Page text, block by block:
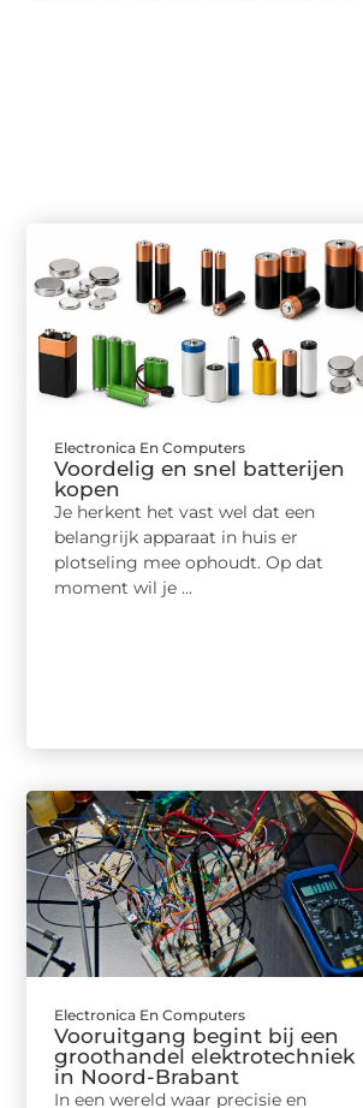
Electronica En Computers
Voordelig en snel batterijen
kopen
Je herkent het vast wel dat een
belangrijk apparaat in huis er
plotseling mee ophoudt. Op dat
moment wil je ...
Electronica En Computers
Vooruitgang begint bij een
groothandel elektrotechniek
in Noord-Brabant
In een wereld waar precisie en